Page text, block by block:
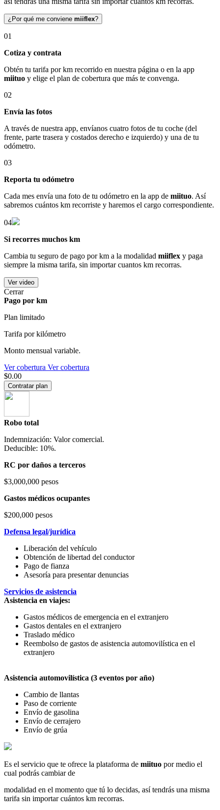
¿Por qué me conviene miiflex?
01
Cotiza y contrata
Obtén tu tarifa por km recorrido en nuestra página o en la app
miituo y elige el plan de cobertura que más te convenga.
02
Envía las fotos
A través de nuestra app, envíanos cuatro fotos de tu coche (del
frente, parte trasera y costados derecho e izquierdo) y una de tu
odómetro.
03
Reporta tu odómetro
Cada mes envía una foto de tu odómetro en la app de miituo. Así
sabremos cuántos km recorriste y haremos el cargo correspondiente.
04
Si recorres muchos km
Cambia tu seguro de pago por km a la modalidad miiflex y paga
siempre la misma tarifa, sin importar cuantos km recorras.
Ver video
Cerrar
Pago por km
Plan limitado
Tarifa por kilómetro
Monto mensual variable.
Ver cobertura Ver cobertura
$0.00
Contratar plan
Robo total
Indemnización: Valor comercial.
Deducible: 10%.
RC por daños a terceros
$3,000,000 pesos
Gastos médicos ocupantes
$200,000 pesos
Defensa legal/jurídica
Liberación del vehículo
Obtención de libertad del conductor
Pago de fianza
Asesoría para presentar denuncias
Servicios de asistencia
Asistencia en viajes:
Gastos médicos de emergencia en el extranjero
Gastos dentales en el extranjero
Traslado médico
Reembolso de gastos de asistencia automovilística en el
extranjero
Asistencia automovilística (3 eventos por año)
Cambio de llantas
Paso de corriente
Envío de gasolina
Envío de cerrajero
Envío de grúa
Es el servicio que te ofrece la plataforma de miituo por medio el
cual podrás cambiar de
modalidad en el momento que tú lo decidas, así tendrás una misma
tarifa sin importar cuántos km recorras.